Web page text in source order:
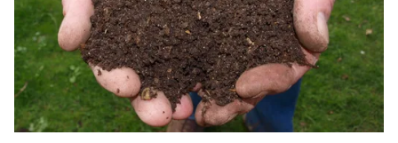
Vřetenové
sekačky
Ruční
sekačky
Tříkolové
Vyžínače
Čističe
spár a
kartáče
Křovinořezy
Kultivátory
ACCU
program
6260
ACCU
program
5140
Příslušenství
Vodárny
Ruční
Zádové
mechanické
nože,
mačety
Rámové
pily
Sekery,
krumpáče
Příslušenství
Příslušenství
Plastové
Snow
shoes
Škrabky
na led
Prodlužovací
kabely
Židle,
křesla,
lavičky
Servírovací
stolky
filtrace
Automatické
bazénové
vysavače
Síťky,
Zahradní
domky
Skleníky,
pařeniště
a záhony
Osiva
Semena
Písek,
keramzit
brusky
Hoblíky
Horní
frézky
ACCU
program
1278
Svářečky
Stavební
míchačky
Vysavače
Ochranné
pomůcky
Příslušenství
Elektro
skútry
Čtyřkolky
Příslušenství
Velikost
XS
volný
čas
Koloběžky,
hoverboardy
Bazény
Automatické
bazénové
vysavače
Síťky,
kartáče,
vysavače
Dětské
hračky
Trampolíny
a skákací
hrady
Vodní
sporty
Pamlsky
Pelíšky
Kočičí
škrabadla